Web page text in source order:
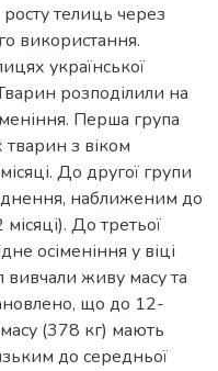
телиць через
використання.
української
розподілили на
Перша група
тварин з віком
До другої групи
наближеним до
До третьої
осіменіння у віці
вивчали живу масу та
що до 12-
(378 кг) мають
до середньої